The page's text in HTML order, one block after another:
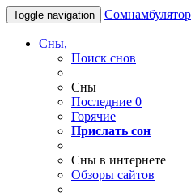
Toggle navigation
Сны,
Поиск снов
Сны
Последние 0
Горячие
Прислать сон
Сны в интернете
Обзоры сайтов